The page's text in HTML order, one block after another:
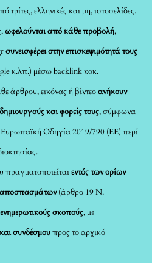
τρίτες, ελληνικές και μη, ιστοσελίδες.
ωφελούνται από κάθε προβολή,
συνεισφέρει στην επισκεψιμότητά τους
κ.λπ.) μέσω backlink κοκ.
άρθρου, εικόνας ή βίντεοανήκουν
και φορείς τους, σύμφωνα
Ευρωπαϊκή Οδηγία 2019/790 (ΕΕ) περί
πραγματοποιείταιεντός των ορίων
αποσπασμάτων(άρθρο 19 Ν.
σκοπούς, με
συνδέσμουπρος το αρχικό